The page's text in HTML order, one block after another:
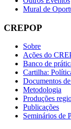
Mural de
CREPOP
Sobre
Ações do
Banco de
Cartilha:
Documentos
Metodologia
Produções
Publicações
Seminários de